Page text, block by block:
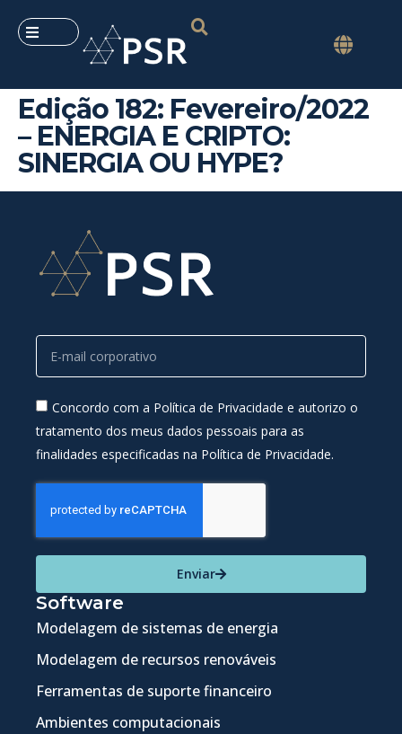
Edição 182: Fevereiro/2022
– ENERGIA E CRIPTO:
SINERGIA OU HYPE?
Concordo com a Política de Privacidade e autorizo o
tratamento dos meus dados pessoais para as
finalidades especificadas na Política de Privacidade.
Enviar
Software
Modelagem de sistemas de energia
Modelagem de recursos renováveis
Ferramentas de suporte financeiro
Ambientes computacionais